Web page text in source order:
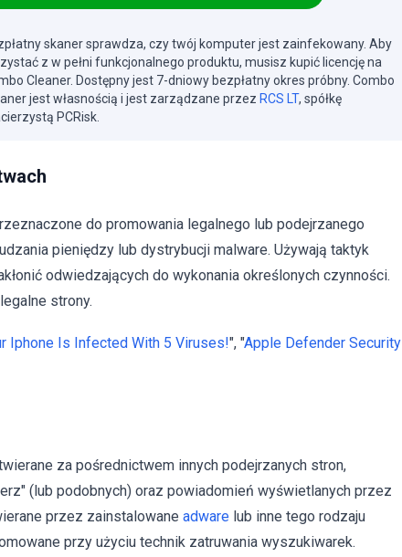
skaner sprawdza, czy twój komputer jest zainfekowany. Aby
z w pełni funkcjonalnego produktu, musisz kupić licencję na
Cleaner. Dostępny jest 7-dniowy bezpłatny okres próbny. Combo
jest własnością i jest zarządzane przez RCS LT, spółkę
PCRisk.
do promowania legalnego lub podejrzanego
pieniędzy lub dystrybucji malware. Używają taktyk
odwiedzających do wykonania określonych czynności.
strony.
Iphone Is Infected With 5 Viruses!", "Apple Defender Security
za pośrednictwem innych podejrzanych stron,
(lub podobnych) oraz powiadomień wyświetlanych przez
przez zainstalowane adware lub inne tego rodzaju
przy użyciu technik zatruwania wyszukiwarek.